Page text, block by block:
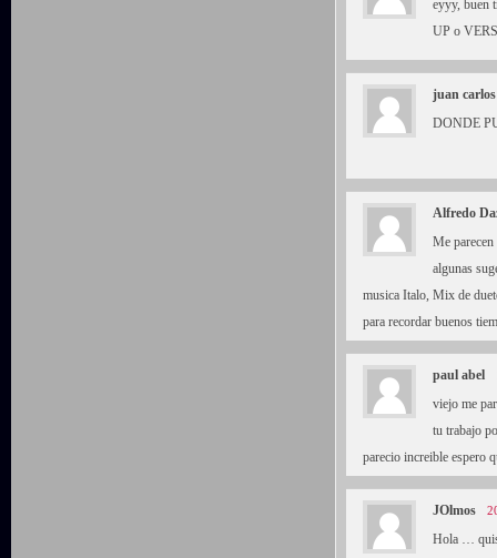
eyyy, buen
UP o
juan carlos
DONDE
Alfredo
Me
algunas
musica Italo, Mix de
para recordar buenos
paul abel
viejo me
tu trabajo
parecio increible espero
JOlmos
Hola …